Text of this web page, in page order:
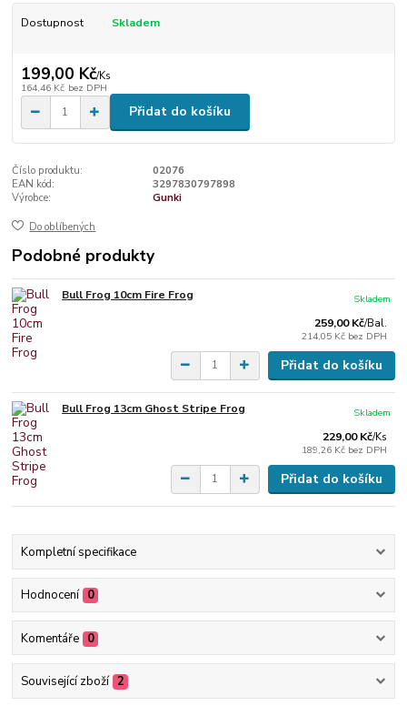
Dostupnost Skladem
199,00 Kč/Ks
164,46 Kč bez DPH
Přidat do košíku
Číslo produktu:
02076
EAN kód:
3297830797898
Výrobce:
Gunki
Do oblíbených
Podobné produkty
Bull Frog 10cm Fire Frog
259,00 Kč/Bal.
214,05 Kč bez DPH
Skladem
Přidat do košíku
Bull Frog 13cm Ghost Stripe Frog
229,00 Kč/Ks
189,26 Kč bez DPH
Skladem
Přidat do košíku
Kompletní specifikace
Hodnocení 0
Komentáře 0
Související zboží 2